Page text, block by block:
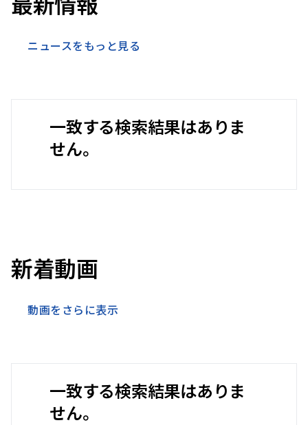
ニュースをもっと見る
一致する検索結果はありま
せん。
新着動画
動画をさらに表示
一致する検索結果はありま
せん。